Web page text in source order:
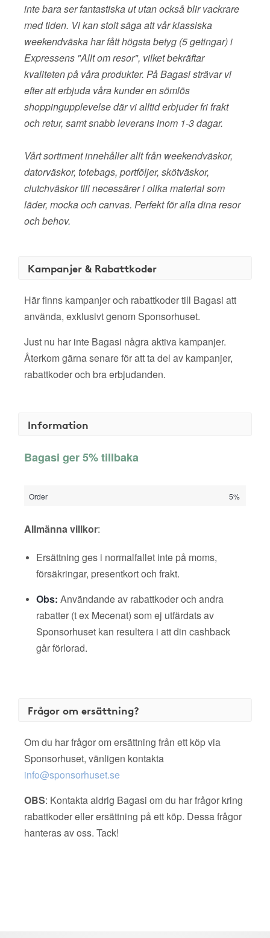
inte bara ser fantastiska ut utan också blir vackrare
med tiden. Vi kan stolt säga att vår klassiska
weekendväska har fått högsta betyg (5 getingar) i
Expressens "Allt om resor", vilket bekräftar
kvaliteten på våra produkter. På Bagasi strävar vi
efter att erbjuda våra kunder en sömlös
shoppingupplevelse där vi alltid erbjuder fri frakt
och retur, samt snabb leverans inom 1-3 dagar.
Vårt sortiment innehåller allt från weekendväskor,
datorväskor, totebags, portföljer, skötväskor,
clutchväskor till necessärer i olika material som
läder, mocka och canvas. Perfekt för alla dina resor
och behov.
Kampanjer & Rabattkoder
Här finns kampanjer och rabattkoder till Bagasi att
använda, exklusivt genom Sponsorhuset.
Just nu har inte Bagasi några aktiva kampanjer.
Återkom gärna senare för att ta del av kampanjer,
rabattkoder och bra erbjudanden.
Information
Bagasi ger 5% tillbaka
Order 5%
Allmänna villkor:
Ersättning ges i normalfallet inte på moms,
försäkringar, presentkort och frakt.
Obs: Användande av rabattkoder och andra
rabatter (t ex Mecenat) som ej utfärdats av
Sponsorhuset kan resultera i att din cashback
går förlorad.
Frågor om ersättning?
Om du har frågor om ersättning från ett köp via
Sponsorhuset, vänligen kontakta
info@sponsorhuset.se
OBS: Kontakta aldrig Bagasi om du har frågor kring
rabattkoder eller ersättning på ett köp. Dessa frågor
hanteras av oss. Tack!